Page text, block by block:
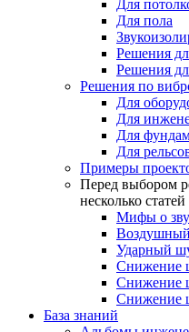
Для
Для пола
Решения
Решения
Решения по
Для
Для
Для
Для
Примеры
Перед выбором
несколько статей
Мифы о
Ударный
Снижение
Снижение
Снижение
База знаний